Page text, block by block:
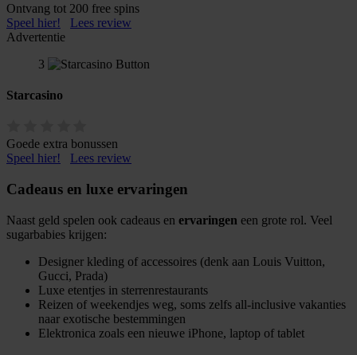
Ontvang tot 200 free spins
Speel hier!
Lees review
Advertentie
3
Starcasino
Goede extra bonussen
Speel hier!
Lees review
Cadeaus en luxe ervaringen
Naast geld spelen ook cadeaus en ervaringen een grote rol. Veel
sugarbabies krijgen:
Designer kleding of accessoires (denk aan Louis Vuitton,
Gucci, Prada)
Luxe etentjes in sterrenrestaurants
Reizen of weekendjes weg, soms zelfs all-inclusive vakanties
naar exotische bestemmingen
Elektronica zoals een nieuwe iPhone, laptop of tablet